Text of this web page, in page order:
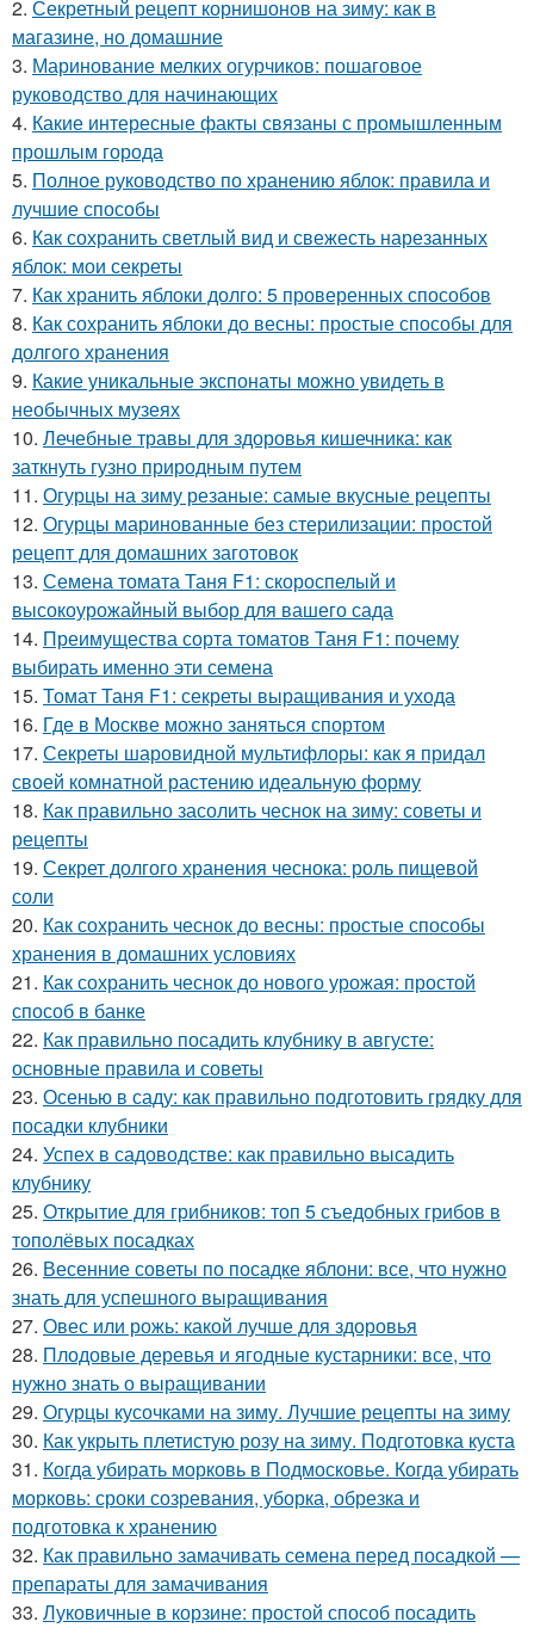
2. Секретный рецепт корнишонов на зиму: как в
магазине, но домашние
3. Маринование мелких огурчиков: пошаговое
руководство для начинающих
4. Какие интересные факты связаны с промышленным
прошлым города
5. Полное руководство по хранению яблок: правила и
лучшие способы
6. Как сохранить светлый вид и свежесть нарезанных
яблок: мои секреты
7. Как хранить яблоки долго: 5 проверенных способов
8. Как сохранить яблоки до весны: простые способы для
долгого хранения
9. Какие уникальные экспонаты можно увидеть в
необычных музеях
10. Лечебные травы для здоровья кишечника: как
заткнуть гузно природным путем
11. Огурцы на зиму резаные: самые вкусные рецепты
12. Огурцы маринованные без стерилизации: простой
рецепт для домашних заготовок
13. Семена томата Таня F1: скороспелый и
высокоурожайный выбор для вашего сада
14. Преимущества сорта томатов Таня F1: почему
выбирать именно эти семена
15. Томат Таня F1: секреты выращивания и ухода
16. Где в Москве можно заняться спортом
17. Секреты шаровидной мультифлоры: как я придал
своей комнатной растению идеальную форму
18. Как правильно засолить чеснок на зиму: советы и
рецепты
19. Секрет долгого хранения чеснока: роль пищевой
соли
20. Как сохранить чеснок до весны: простые способы
хранения в домашних условиях
21. Как сохранить чеснок до нового урожая: простой
способ в банке
22. Как правильно посадить клубнику в августе:
основные правила и советы
23. Осенью в саду: как правильно подготовить грядку для
посадки клубники
24. Успех в садоводстве: как правильно высадить
клубнику
25. Открытие для грибников: топ 5 съедобных грибов в
тополёвых посадках
26. Весенние советы по посадке яблони: все, что нужно
знать для успешного выращивания
27. Овес или рожь: какой лучше для здоровья
28. Плодовые деревья и ягодные кустарники: все, что
нужно знать о выращивании
29. Огурцы кусочками на зиму. Лучшие рецепты на зиму
30. Как укрыть плетистую розу на зиму. Подготовка куста
31. Когда убирать морковь в Подмосковье. Когда убирать
морковь: сроки созревания, уборка, обрезка и
подготовка к хранению
32. Как правильно замачивать семена перед посадкой —
препараты для замачивания
33. Луковичные в корзине: простой способ посадить